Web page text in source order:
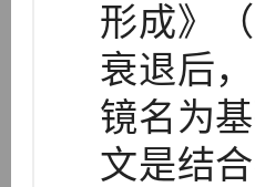
形成》
衰退后
镜名为
文是结